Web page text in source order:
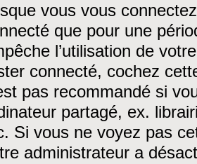
vous vous
que pour une
l’utilisation de
connecté, cochez
pas recommandé si
partagé, ex.
Si vous ne voyez pas
administrateur a